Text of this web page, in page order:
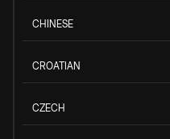
CHINESE
CROATIAN
CZECH